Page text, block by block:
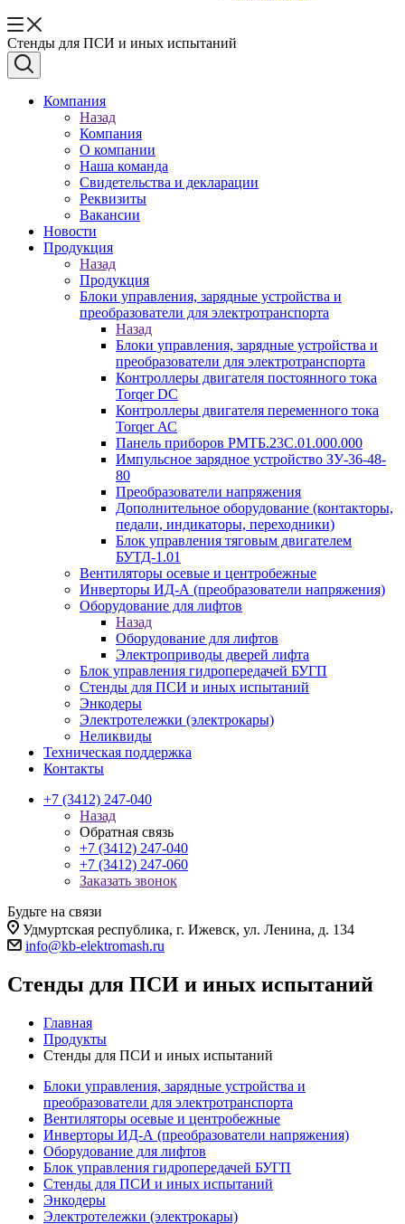
Стенды для ПСИ и иных испытаний
Компания
Назад
Компания
О компании
Наша команда
Свидетельства и декларации
Реквизиты
Вакансии
Новости
Продукция
Назад
Продукция
Блоки управления, зарядные устройства и
преобразователи для электротранспорта
Назад
Блоки управления, зарядные устройства и
преобразователи для электротранспорта
Контроллеры двигателя постоянного тока
Torqer DC
Контроллеры двигателя переменного тока
Torqer АС
Панель приборов РМТБ.23С.01.000.000
Импульсное зарядное устройство ЗУ-36-48-
80
Преобразователи напряжения
Дополнительное оборудование (контакторы,
педали, индикаторы, переходники)
Блок управления тяговым двигателем
БУТД-1.01
Вентиляторы осевые и центробежные
Инверторы ИД-А (преобразователи напряжения)
Оборудование для лифтов
Назад
Оборудование для лифтов
Электроприводы дверей лифта
Блок управления гидропередачей БУГП
Стенды для ПСИ и иных испытаний
Энкодеры
Электротележки (электрокары)
Неликвиды
Техническая поддержка
Контакты
+7 (3412) 247-040
Назад
Обратная связь
+7 (3412) 247-040
+7 (3412) 247-060
Заказать звонок
Будьте на связи
Удмуртская республика, г. Ижевск, ул. Ленина, д. 134
info@kb-elektromash.ru
Стенды для ПСИ и иных испытаний
Главная
Продукты
Стенды для ПСИ и иных испытаний
Блоки управления, зарядные устройства и
преобразователи для электротранспорта
Вентиляторы осевые и центробежные
Инверторы ИД-А (преобразователи напряжения)
Оборудование для лифтов
Блок управления гидропередачей БУГП
Стенды для ПСИ и иных испытаний
Энкодеры
Электротележки (электрокары)